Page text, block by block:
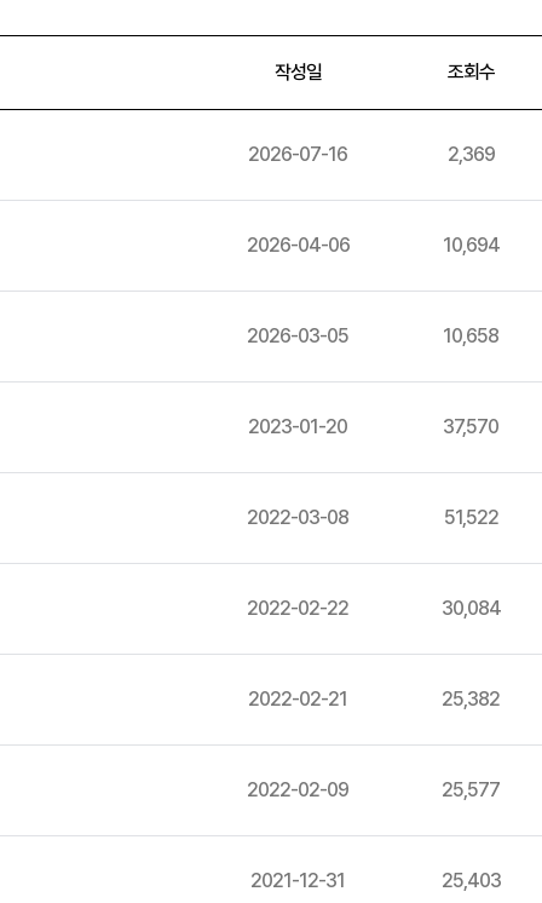
작성일 조회수
2026-07-16 2,369
2026-04-06 10,694
2026-03-05 10,658
2023-01-20 37,570
2022-03-08 51,522
2022-02-22 30,084
2022-02-21 25,382
2022-02-09 25,577
2021-12-31 25,403